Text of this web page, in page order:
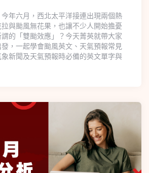
年六月，西北太平洋接連出現兩個熱
與颱風無花果，也讓不少人開始擔憂
的「雙颱效應」？今天菁英就帶大家
，一起學會颱風英文、天氣預報常見
新聞及天氣預報時必備的英文單字與